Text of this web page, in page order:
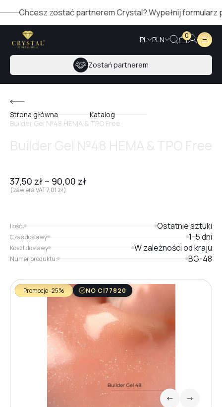
Chcesz zostać partnerem Crystal? Wypełnij formularz po
PL PLN 0
Zostań partnerem
Strona główna
Katalog
Builder Gel №48 HEMA & TPO Free
37,50 zł – 90,00 zł
(zawiera VAT7,01 zł)
Ilość: Ostatnie sztuki
Czas dostawy 1-5 dni
Koszt dostawy W zależności od kraju
Numer produktu: BG-48
Promocje -25% NO CI77820